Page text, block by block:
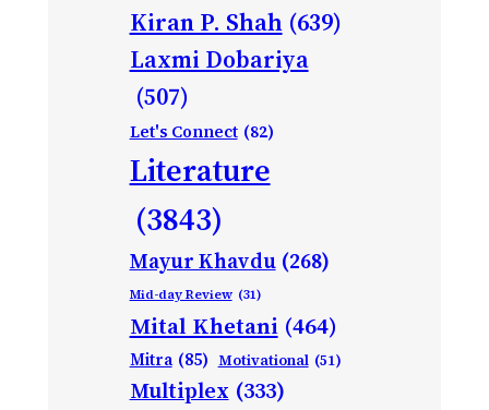
Kiran P. Shah (639)
Laxmi Dobariya
(507)
Let's Connect (82)
Literature
(3843)
Mayur Khavdu (268)
Mid-day Review (31)
Mital Khetani (464)
Mitra (85) Motivational (51)
Multiplex (333)